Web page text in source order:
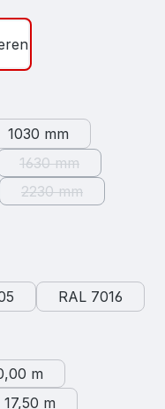
1030 mm
ist zurzeit nicht
1630 mm
(Diese Option ist
verfügbar.)
ist zurzeit nicht
2230 mm
(Diese Option ist
verfügbar.)
RAL 7016
m
17,50 m